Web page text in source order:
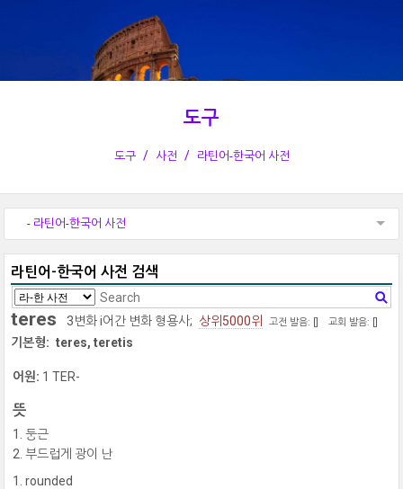
도구
도구 사전 라틴어-한국어 사전
- 라틴어-한국어 사전
라틴어-한국어 사전 검색
teres 3변화 i어간 변화 형용사; 상위5000위 고전 발음: [] 교회 발음: []
기본형: teres, teretis
어원: 1 TER-
뜻
둥근
부드럽게 광이 난
rounded